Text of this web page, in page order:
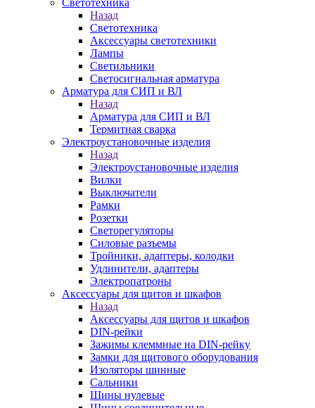
Светотехника
Назад
Светотехника
Аксессуары светотехники
Лампы
Светильники
Светосигнальная арматура
Арматура для СИП и ВЛ
Назад
Арматура для СИП и ВЛ
Термитная сварка
Электроустановочные изделия
Назад
Электроустановочные изделия
Вилки
Выключатели
Рамки
Розетки
Светорегуляторы
Силовые разъемы
Тройники, адаптеры, колодки
Удлинители, адаптеры
Электропатроны
Аксессуары для щитов и шкафов
Назад
Аксессуары для щитов и шкафов
DIN-рейки
Зажимы клеммные на DIN-рейку
Замки для щитового оборудования
Изоляторы шинные
Сальники
Шины нулевые